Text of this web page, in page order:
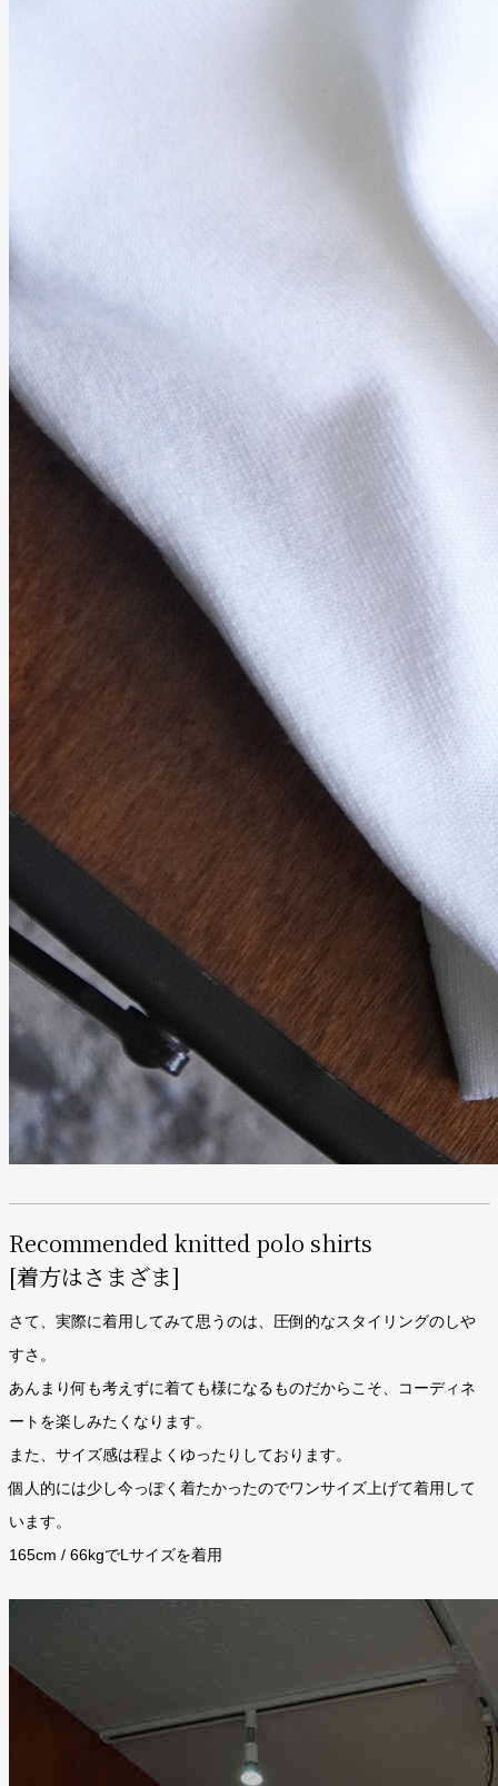
Recommended knitted polo shirts
[着方はさまざま]
さて、実際に着用してみて思うのは、圧倒的なスタイリングのしや
すさ。
あんまり何も考えずに着ても様になるものだからこそ、コーディネ
ートを楽しみたくなります。
また、サイズ感は程よくゆったりしております。
個人的には少し今っぽく着たかったのでワンサイズ上げて着用して
います。
165cm / 66kgでLサイズを着用